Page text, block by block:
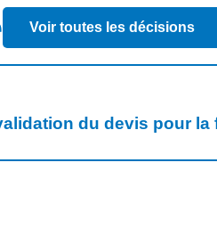
Voir toutes les décisions
du devis pour la